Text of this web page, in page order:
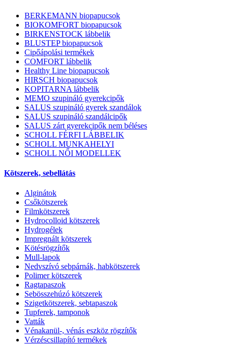
BERKEMANN biopapucsok
BIOKOMFORT biopapucsok
BIRKENSTOCK lábbelik
BLUSTEP biopapucsok
Cipőápolási termékek
COMFORT lábbelik
Healthy Line biopapucsok
HIRSCH biopapucsok
KOPITARNA lábbelik
MEMO szupináló gyerekcipők
SALUS szupináló gyerek szandálok
SALUS szupináló szandálcipők
SALUS zárt gyerekcipők nem béléses
SCHOLL FÉRFI LÁBBELIK
SCHOLL MUNKAHELYI
SCHOLL NŐI MODELLEK
Kötszerek, sebellátás
Alginátok
Csőkötszerek
Filmkötszerek
Hydrocolloid kötszerek
Hydrogélek
Impregnált kötszerek
Kötésrögzítők
Mull-lapok
Nedvszívó sebpárnák, habkötszerek
Polimer kötszerek
Ragtapaszok
Sebösszehúzó kötszerek
Szigetkötszerek, sebtapaszok
Tupferek, tamponok
Vatták
Vénakanül-, vénás eszköz rögzítők
Vérzéscsillapító termékek